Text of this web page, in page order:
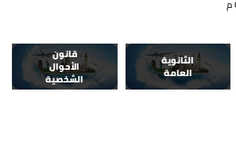
الثانوية
العامة
قانون
الأحوال
الشخصية